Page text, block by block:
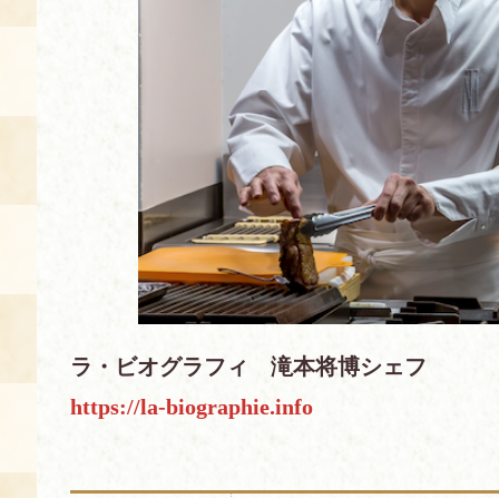
あじわい館弁当
ラ・ビオグラフィ 滝本将博シェフ
https://la-biographie.info